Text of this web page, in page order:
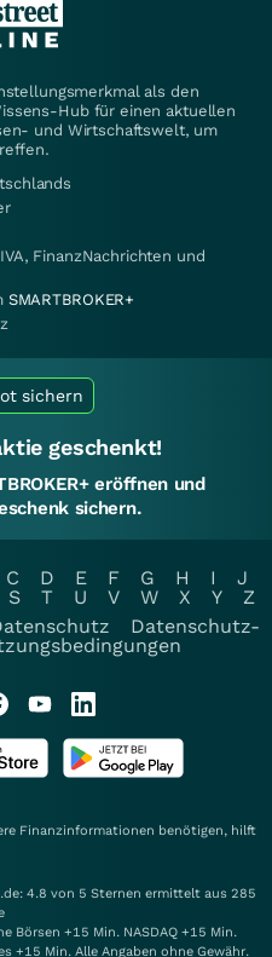
als den
Hub für einen aktuellen
und Wirtschaftswelt, um
FinanzNachrichten und
SMARTBROKER+
sichern
geschenkt!
eröffnen und
sichern.
C D E F G H I
J
S T U V W X Y
Z
Datenschutz-
Finanzinformationen benötigen, hilft
4.8 von 5 Sternen ermittelt aus 285
Börsen +15 Min. NASDAQ +15 Min.
+15 Min. Alle Angaben ohne Gewähr.